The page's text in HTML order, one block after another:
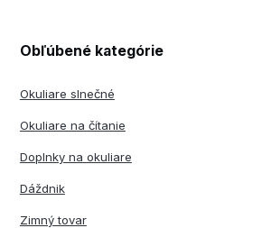
Obľúbené kategórie
Okuliare slnečné
Okuliare na čítanie
Doplnky na okuliare
Dáždnik
Zimný tovar